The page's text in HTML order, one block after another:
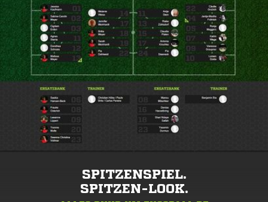
SPITZENSPIEL.
SPITZEN-LOOK.